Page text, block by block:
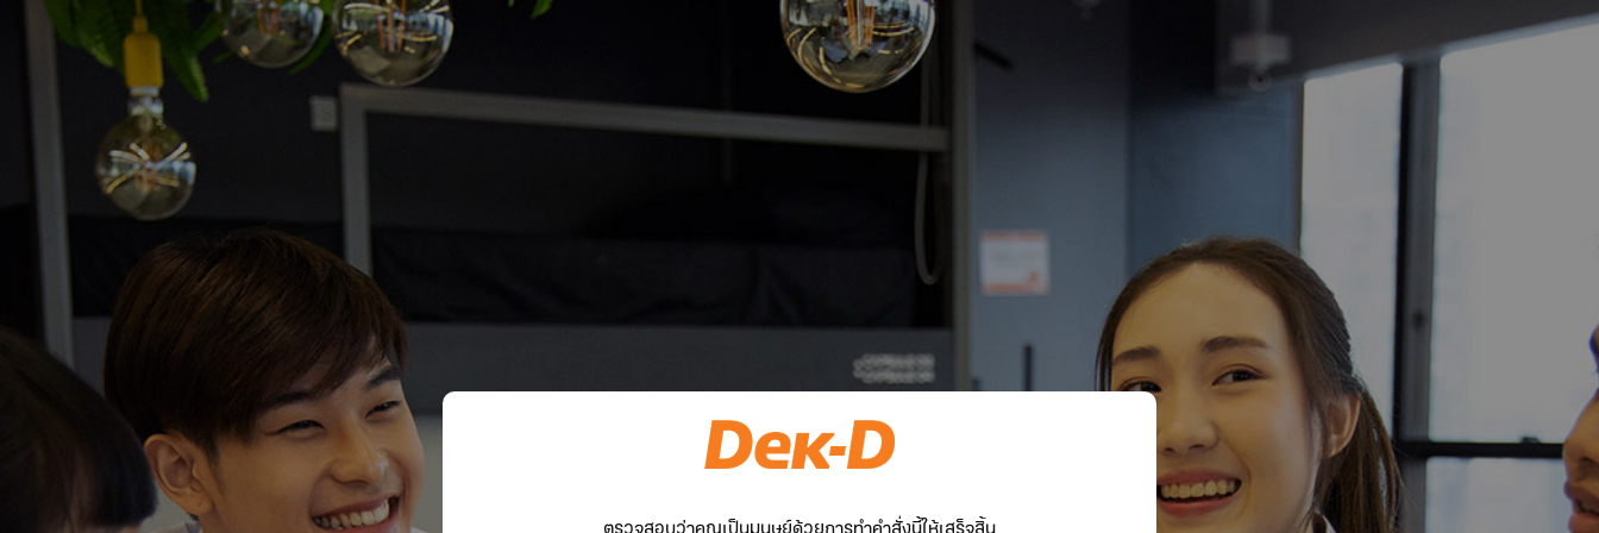
ตรวจสอบว่าคุณเป็นมนุษย์ด้วยการทำคำสั่งนี้ให้เสร็จสิ้น